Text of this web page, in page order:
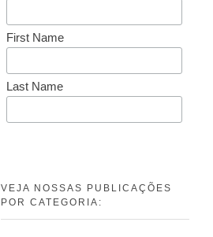
First Name
Last Name
VEJA NOSSAS PUBLICAÇÕES
POR CATEGORIA: